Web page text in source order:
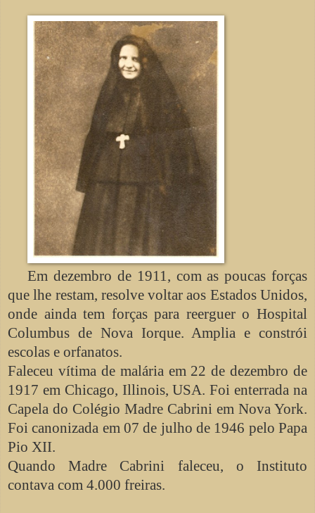
Em dezembro de 1911, com as poucas forças
que lhe restam, resolve voltar aos Estados Unidos,
onde ainda tem forças para reerguer o Hospital
Columbus de Nova Iorque. Amplia e constrói
escolas e orfanatos.
Faleceu vítima de malária em 22 de dezembro de
1917 em Chicago, Illinois, USA. Foi enterrada na
Capela do Colégio Madre Cabrini em Nova York.
Foi canonizada em 07 de julho de 1946 pelo Papa
Pio XII.
Quando Madre Cabrini faleceu, o Instituto
contava com 4.000 freiras.